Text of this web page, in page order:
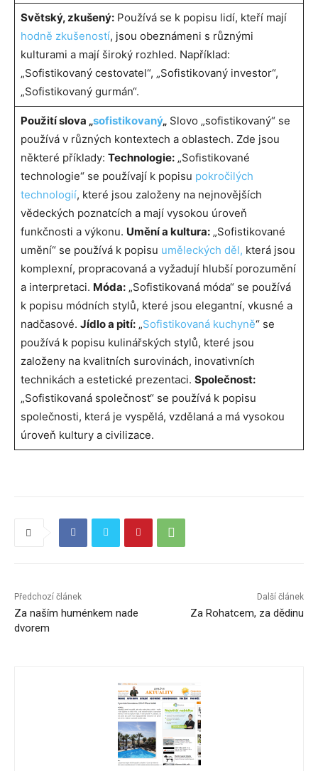
Světský, zkušený:Používá se k popisu lidí, kteří mají
hodně zkušeností, jsou obeznámeni s různými
kulturami a mají široký rozhled. Například:
„Sofistikovaný cestovatel“, „Sofistikovaný investor“,
„Sofistikovaný gurmán“.
Použití slova „sofistikovaný„Slovo „sofistikovaný“ se
používá v různých kontextech a oblastech. Zde jsou
některé příklady: Technologie:„Sofistikované
technologie“ se používají k popisu pokročilých
technologií, které jsou založeny na nejnovějších
vědeckých poznatcích a mají vysokou úroveň
funkčnosti a výkonu. Umění a kultura:„Sofistikované
umění“ se používá k popisu uměleckých děl, která jsou
komplexní, propracovaná a vyžadují hlubší porozumění
a interpretaci. Móda:„Sofistikovaná móda“ se používá
k popisu módních stylů, které jsou elegantní, vkusné a
nadčasové. Jídlo a pití:„Sofistikovaná kuchyně“ se
používá k popisu kulinářských stylů, které jsou
založeny na kvalitních surovinách, inovativních
technikách a estetické prezentaci. Společnost:
„Sofistikovaná společnost“ se používá k popisu
společnosti, která je vyspělá, vzdělaná a má vysokou
úroveň kultury a civilizace.
Předchozí článek
Za naším huménkem nade
dvorem
Další článek
Za Rohatcem, za dědinu